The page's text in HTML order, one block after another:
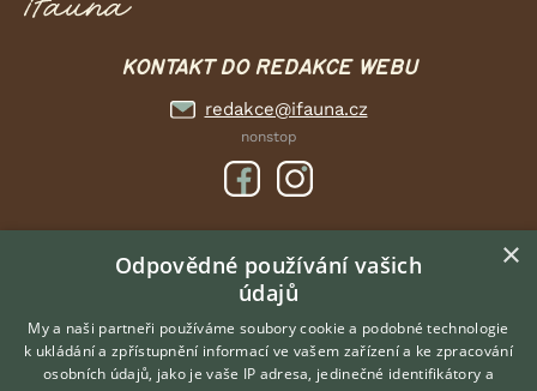
KONTAKT DO REDAKCE WEBU
redakce@ifauna.cz
nonstop
DOMOVSKÁ STRÁNKA
INZERCE
DISKUSE
ČLÁNKY
×
Odpovědné používání vašich
údajů
My a naši partneři používáme soubory cookie a podobné technologie
k ukládání a zpřístupnění informací ve vašem zařízení a ke zpracování
osobních údajů, jako je vaše IP adresa, jedinečné identifikátory a